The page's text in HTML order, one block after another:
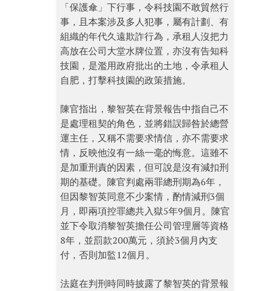
「保護傘」下行事，令科技園不敢貿然行
事，且本案涉及多人犯事，屬有計劃、有
組織的年代久遠欺詐行為，承租人沒把力
高放在公司大堂水牌位置，亦沒有告知科
技園，是濫用政府批出的土地，令承租人
自肥，打擊科技園的政策措施。
陳官指出，黎智英在背景報告中指自己不
是處理租契的角色，並將錯誤歸咎於總營
運主任，又稱不需要求情信，亦不需要求
情，反映他沒有一絲一毫的悔意。這雖不
是加重刑責的因素，但可說是沒有減扣刑
期的基礎。陳官判處兩罪總刑期為6年，
但因黎智英同意不少案情，酌情減刑3個
月，即兩項控罪總共入獄5年9個月。陳官
並下令取消黎智英擔任公司管理層等資格
8年，並罰款200萬元，須於3個月內支
付，否則加監12個月。
法庭在判刑時同時披露了黎智英的背景報